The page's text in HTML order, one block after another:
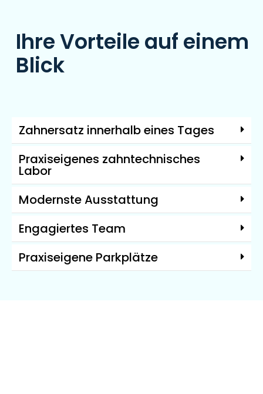
Ihre Vorteile auf einem
Blick
Zahnersatz innerhalb eines Tages
Praxiseigenes zahntechnisches
Labor
Modernste Ausstattung
Engagiertes Team
Praxiseigene Parkplätze